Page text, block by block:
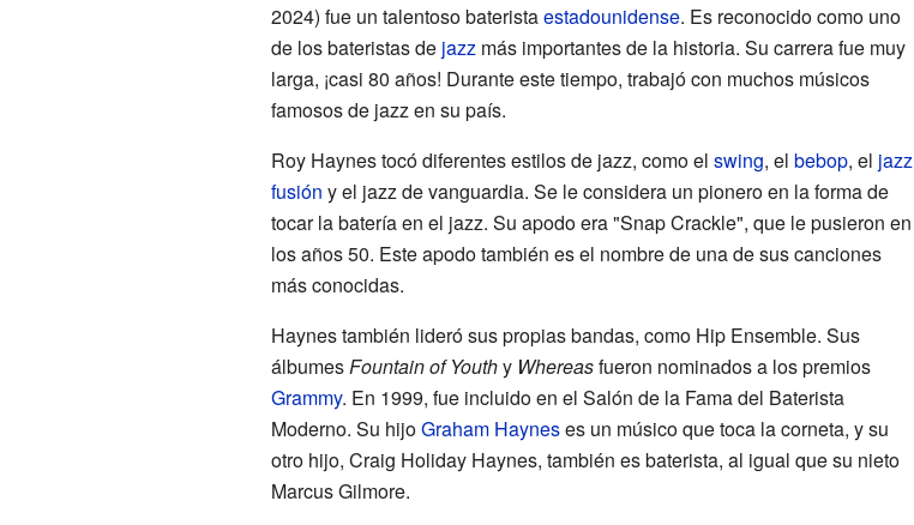
2024) fue un talentoso bateristaestadounidense. Es reconocido como uno
de los bateristas de jazzmás importantes de la historia. Su carrera fue muy
larga, ¡casi 80 años! Durante este tiempo, trabajó con muchos músicos
famosos de jazz en su país.
Roy Haynes tocó diferentes estilos de jazz, como el swing, el bebop, el jazz
fusión y el jazz de vanguardia. Se le considera un pionero en la forma de
tocar la batería en el jazz. Su apodo era "Snap Crackle", que le pusieron en
los años 50. Este apodo también es el nombre de una de sus canciones
más conocidas.
Haynes también lideró sus propias bandas, como Hip Ensemble. Sus
álbumesFountain of Youthy Whereasfueron nominados a los premios
Grammy. En 1999, fue incluido en el Salón de la Fama del Baterista
Moderno. Su hijoGraham Hayneses un músico que toca la corneta, y su
otro hijo, Craig Holiday Haynes, también es baterista, al igual que su nieto
Marcus Gilmore.